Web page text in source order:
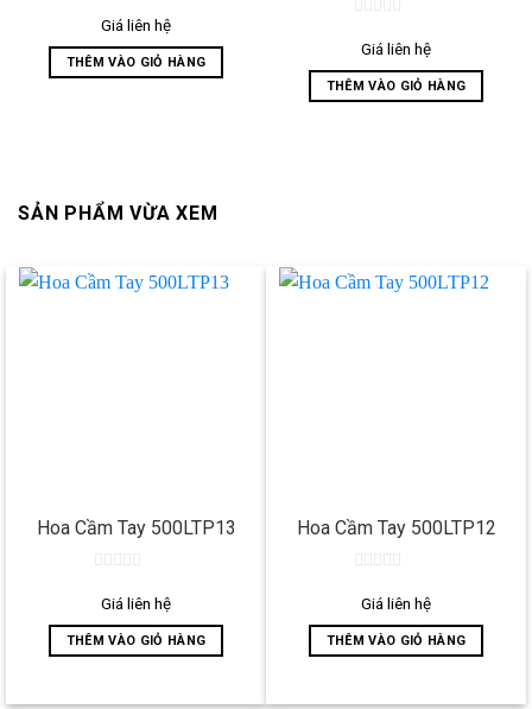
out
5
Giá liên hệ
THÊM VÀO GIỎ HÀNG
out
5
Giá liên hệ
THÊM VÀO GIỎ HÀNG
SẢN PHẨM VỪA XEM
Hoa Cầm Tay 500LTP13
out
5
Giá liên hệ
THÊM VÀO GIỎ HÀNG
Hoa Cầm Tay 500LTP12
out
5
Giá liên hệ
THÊM VÀO GIỎ HÀNG